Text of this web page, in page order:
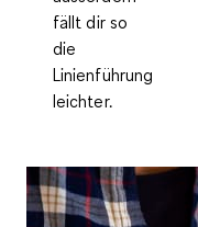
fällt dir so
die
Linienführung
leichter.